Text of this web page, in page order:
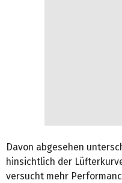
Davon abgesehen
hinsichtlich der
versucht mehr